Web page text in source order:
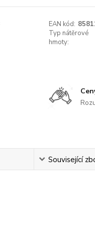
EAN kód:
Typ nátěrové
hmoty:
Související